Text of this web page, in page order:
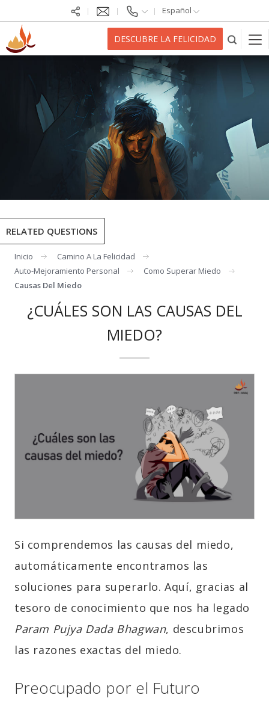
Español
DESCUBRE LA FELICIDAD
RELATED QUESTIONS
Inicio
Camino A La Felicidad
Auto-Mejoramiento Personal
Como Superar Miedo
Causas Del Miedo
¿CUÁLES SON LAS CAUSAS DEL
MIEDO?
Si comprendemos las causas del miedo,
automáticamente encontramos las
soluciones para superarlo. Aquí, gracias al
tesoro de conocimiento que nos ha legado
Param Pujya Dada Bhagwan, descubrimos
las razones exactas del miedo.
Preocupado por el Futuro